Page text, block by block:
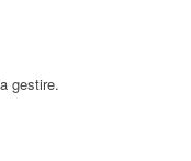
gestire.